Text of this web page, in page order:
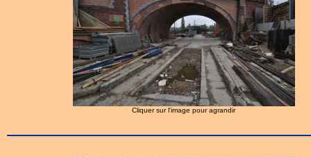
Cliquer sur l'image pour agrandir